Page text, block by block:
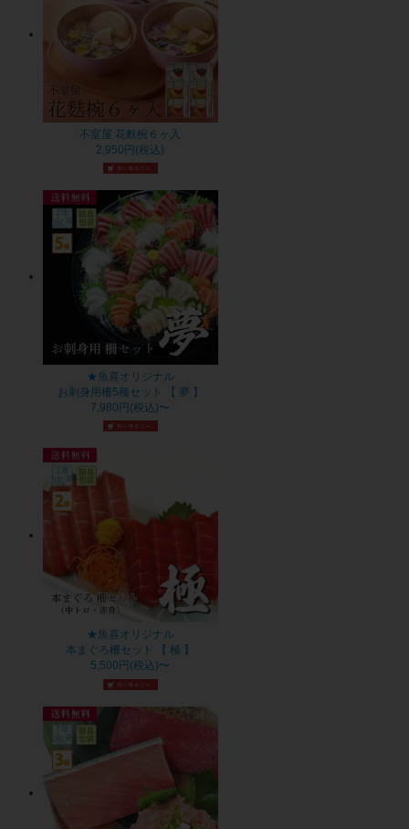
不室屋 花麩椀６ヶ入
2,950円(税込)
★魚喜オリジナル
お刺身用柵5種セット 【 夢 】
7,980円(税込)〜
★魚喜オリジナル
本まぐろ柵セット 【 極 】
5,500円(税込)〜